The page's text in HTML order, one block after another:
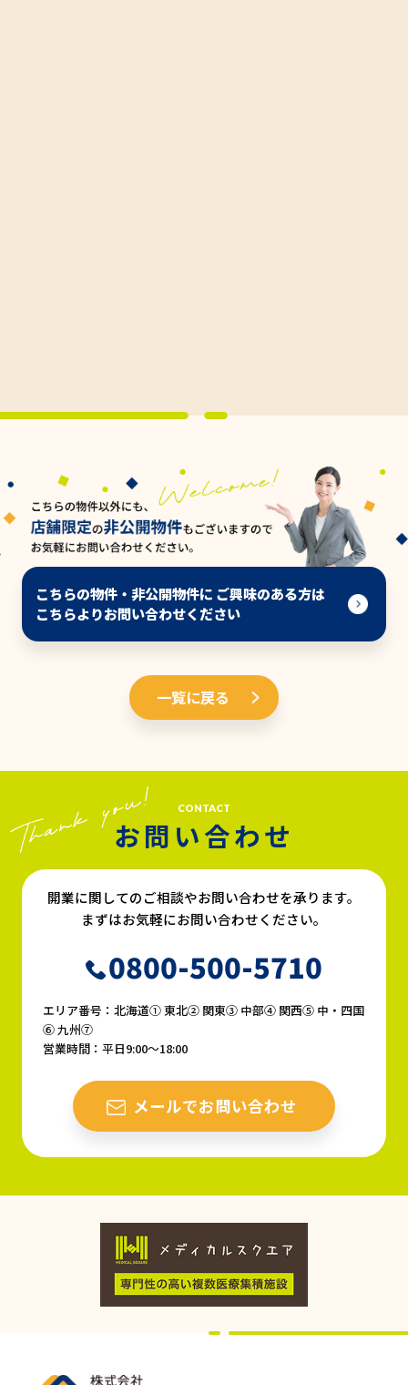
こちらの物件・非公開物件に ご興味のある方は
こちらよりお問い合わせください
一覧に戻る
CONTACT
お問い合わせ
開業に関してのご相談やお問い合わせを承ります。
まずはお気軽にお問い合わせください。
0800-500-5710
エリア番号：北海道① 東北② 関東③ 中部④ 関西⑤ 中・四国
⑥ 九州⑦
営業時間：平日9:00〜18:00
メールでお問い合わせ